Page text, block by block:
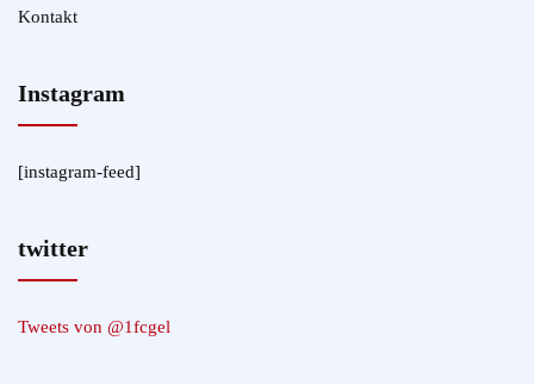
Kontakt
Instagram
[instagram-feed]
twitter
Tweets von @1fcgel